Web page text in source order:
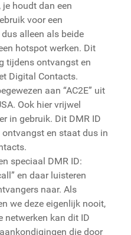
houdt dan een
voor een
alleen als beide
hotspot werken. Dit
tijdens ontvangst en
Digital Contacts.
aan “AC2E” uit
Ook hier vrijwel
in gebruik. Dit DMR ID
en staat dus in
speciaal DMR ID:
en daar luisteren
naar. Als
we deze eigenlijk nooit,
netwerken kan dit ID
die door